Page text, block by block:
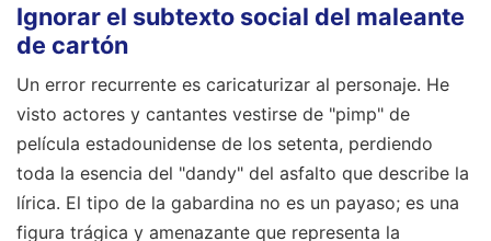
Ignorar el subtexto social del maleante
de cartón
Un error recurrente es caricaturizar al personaje. He
visto actores y cantantes vestirse de "pimp" de
película estadounidense de los setenta, perdiendo
toda la esencia del "dandy" del asfalto que describe la
lírica. El tipo de la gabardina no es un payaso; es una
figura trágica y amenazante que representa la